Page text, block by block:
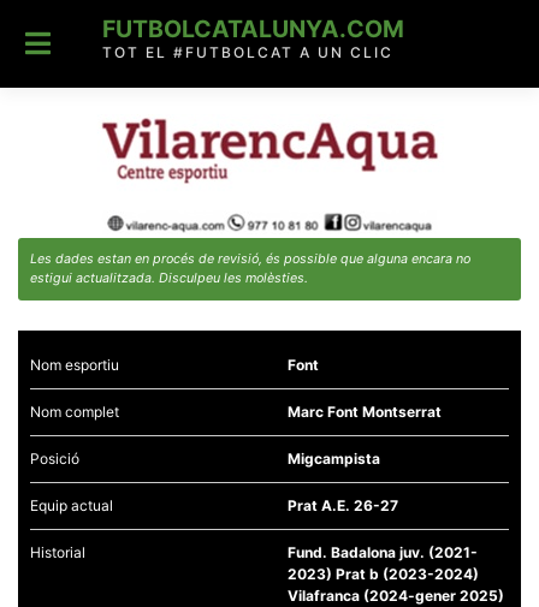
content
FUTBOLCATALUNYA.COM
TOT EL #FUTBOLCAT A UN CLIC
Les dades estan en procés de revisió, és possible que alguna encara no
estigui actualitzada. Disculpeu les molèsties.
Nom esportiu Font
Nom complet Marc Font Montserrat
Posició Migcampista
Equip actual Prat A.E. 26-27
Historial
Fund. Badalona juv. (2021-
2023) Prat b (2023-2024)
Vilafranca (2024-gener 2025)